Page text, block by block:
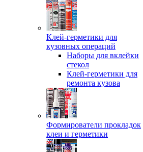
Клей-герметики для
кузовных операций
Наборы для вклейки
стекол
Клей-герметики для
ремонта кузова
Формирователи прокладок
клеи и герметики